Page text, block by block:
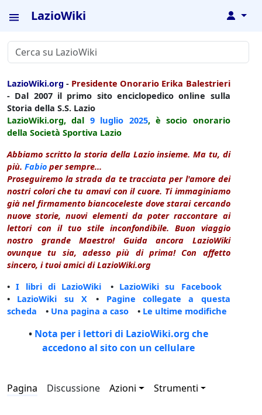
LazioWiki ↓
LazioWiki.org - Presidente Onorario Erika Balestrieri
- Dal 2007 il primo sito enciclopedico online sulla
Storia della S.S. Lazio
LazioWiki.org, dal 9 luglio 2025, è socio onorario
della Società Sportiva Lazio
Abbiamo scritto la storia della Lazio insieme. Ma tu, di
più. Fabio per sempre...
Proseguiremo la strada da te tracciata per l'amore dei
nostri colori che tu amavi con il cuore. Ti immaginiamo
già nel firmamento biancoceleste dove starai cercando
nuove storie, nuovi elementi da poter raccontare ai
lettori con il tuo stile inconfondibile. Buon viaggio
nostro grande Maestro! Guida ancora LazioWiki
ovunque tu sia, adesso più di prima! Con affetto
sincero, i tuoi amici di LazioWiki.org
•I libri di LazioWiki • LazioWiki su Facebook
• LazioWiki su X • Pagine collegate a questa
scheda • Una pagina a caso • Le ultime modifiche
• Nota per i lettori di LazioWiki.org che
accedono al sito con un cellulare
Pagina Discussione Azioni Strumenti